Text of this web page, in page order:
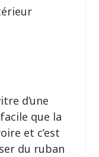
d’une
que la
et c’est
du ruban